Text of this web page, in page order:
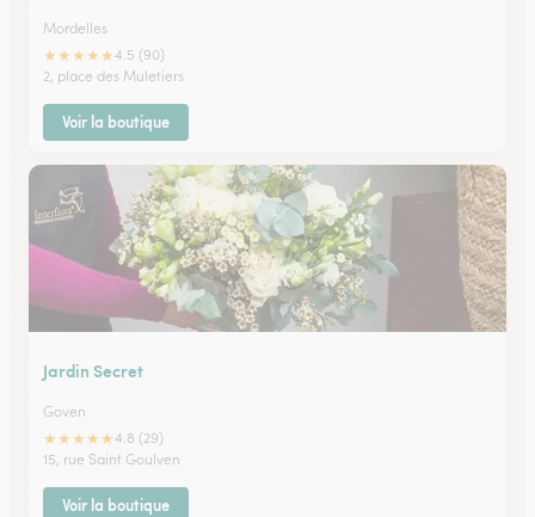
Mordelles
★★★★★4.5 (90)
2, place des Muletiers
Voir la boutique
Jardin Secret
Goven
★★★★★4.8 (29)
15, rue Saint Goulven
Voir la boutique